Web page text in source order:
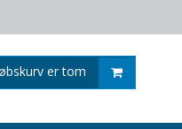
er tom